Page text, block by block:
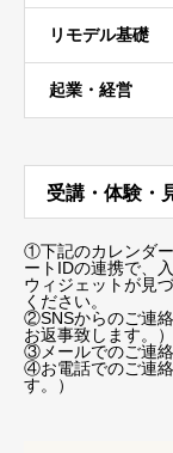
リモデル基礎
起業・経営
受講・体験・
①下記のカレンダ
ートIDの連携で、
ウィジェットが見
ください。
②SNSからのご連
お返事致します。）
③メールでのご連絡
④お電話でのご連
す。）